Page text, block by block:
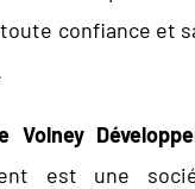
confiance et
Volney
est une